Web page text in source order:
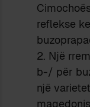
reflekse
2. Një
b-/ për
një